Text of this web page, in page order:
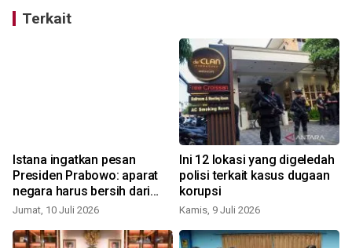
Terkait
Istana ingatkan pesan
Presiden Prabowo: aparat
negara harus bersih dari
korupsi
Jumat, 10 Juli 2026
Ini 12 lokasi yang digeledah
polisi terkait kasus dugaan
korupsi
Kamis, 9 Juli 2026